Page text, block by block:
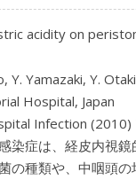
acidity on
Y. Yamazaki, Y.
Hospital, Japan
Infection
染症は、経皮内視
の種類や、中咽頭